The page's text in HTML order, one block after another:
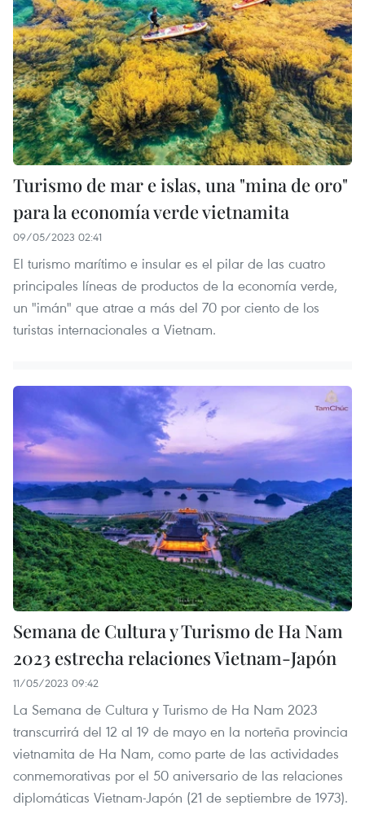
Turismo de mar e islas, una "mina de oro"
para la economía verde vietnamita
09/05/2023 02:41
El turismo marítimo e insular es el pilar de las cuatro
principales líneas de productos de la economía verde,
un "imán" que atrae a más del 70 por ciento de los
turistas internacionales a Vietnam.
Semana de Cultura y Turismo de Ha Nam
2023 estrecha relaciones Vietnam-Japón
11/05/2023 09:42
La Semana de Cultura y Turismo de Ha Nam 2023
transcurrirá del 12 al 19 de mayo en la norteña provincia
vietnamita de Ha Nam, como parte de las actividades
conmemorativas por el 50 aniversario de las relaciones
diplomáticas Vietnam-Japón (21 de septiembre de 1973).